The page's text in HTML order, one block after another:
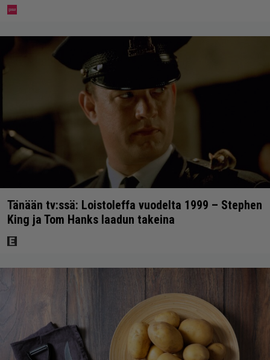
Tänään tv:ssä: Loistoleffa vuodelta 1999 – Stephen
King ja Tom Hanks laadun takeina